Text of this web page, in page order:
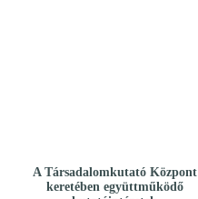
A Társadalomkutató Központ
keretében együttműködő